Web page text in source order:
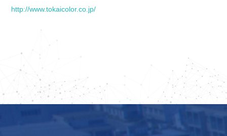
http://www.tokaicolor.co.jp/